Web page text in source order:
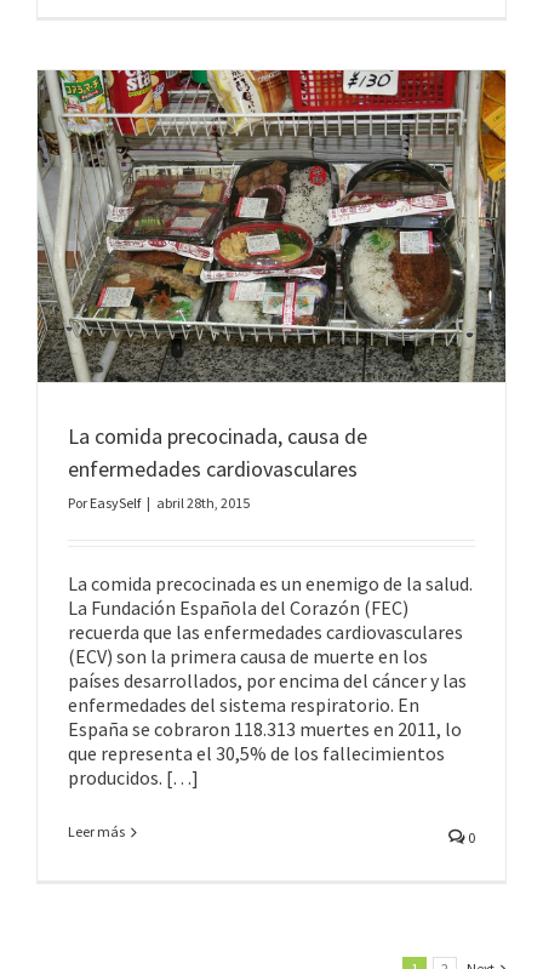
La comida precocinada, causa de
enfermedades cardiovasculares
Por EasySelf | abril 28th, 2015
La comida precocinada es un enemigo de la salud.
La Fundación Española del Corazón (FEC)
recuerda que las enfermedades cardiovasculares
(ECV) son la primera causa de muerte en los
países desarrollados, por encima del cáncer y las
enfermedades del sistema respiratorio. En
España se cobraron 118.313 muertes en 2011, lo
que representa el 30,5% de los fallecimientos
producidos. […]
Leer más 0